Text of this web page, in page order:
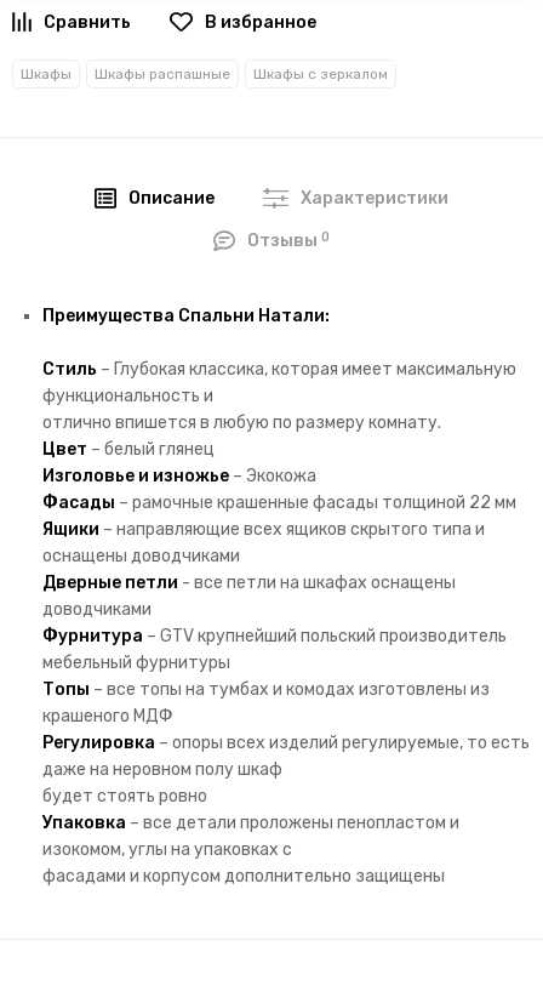
В избранное
Шкафы Шкафы распашные Шкафы с зеркалом
Описание Характеристики
Отзывы0
Преимущества Спальни Натали:
Стиль – Глубокая классика, которая имеет максимальную
функциональность и
отлично впишется в любую по размеру комнату.
Цвет – белый глянец
Изголовье и изножье – Экокожа
Фасады – рамочные крашенные фасады толщиной 22 мм
Ящики – направляющие всех ящиков скрытого типа и
оснащены доводчиками
Дверные петли - все петли на шкафах оснащены
доводчиками
Фурнитура – GTV крупнейший польский производитель
мебельный фурнитуры
Топы – все топы на тумбах и комодах изготовлены из
крашеного МДФ
Регулировка – опоры всех изделий регулируемые, то есть
даже на неровном полу шкаф
будет стоять ровно
Упаковка – все детали проложены пенопластом и
изокомом, углы на упаковках с
фасадами и корпусом дополнительно защищены